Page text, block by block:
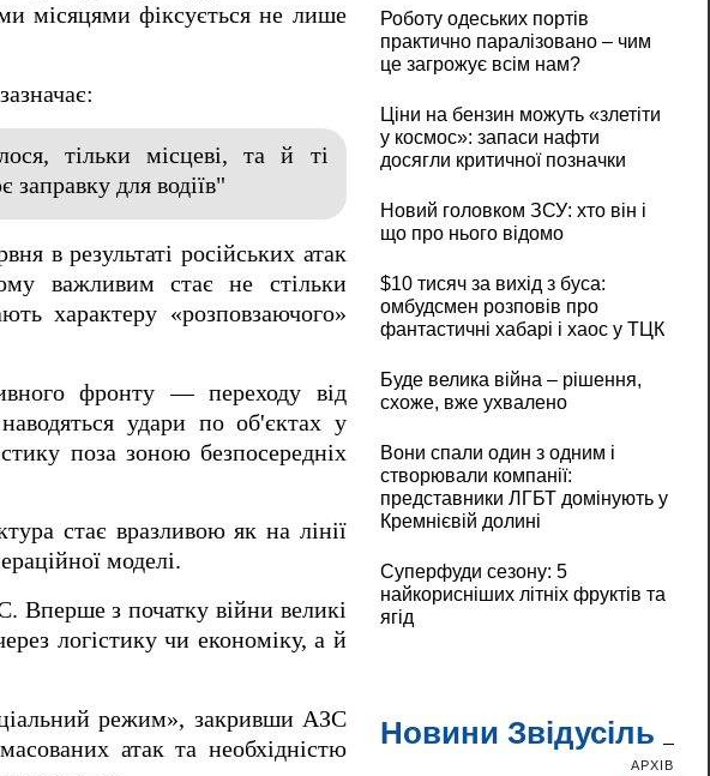
місяцями фіксується не лише
зазначає:
тільки місцеві, та й ті
для водіїв"
в результаті російських атак
важливим стає не стільки
характеру «розповзаючого»
фронту — переходу від
удари по об'єктах у
поза зоною безпосередніх
стає вразливою як на лінії
моделі.
Вперше з початку війни великі
логістику чи економіку, а й
режим», закривши АЗС
атак та необхідністю
Роботу одеських портів
практично паралізовано – чим
це загрожує всім нам?
Ціни на бензин можуть «злетіти
у космос»: запаси нафти
досягли критичної позначки
Новий головком ЗСУ: хто він і
що про нього відомо
$10 тисяч за вихід з буса:
омбудсмен розповів про
фантастичні хабарі і хаос у ТЦК
Буде велика війна – рішення,
схоже, вже ухвалено
Вони спали один з одним і
створювали компанії:
представники ЛГБТ домінують у
Кремнієвій долині
Суперфуди сезону: 5
найкорисніших літніх фруктів та
ягід
Новини Звідусіль
АРХІВ